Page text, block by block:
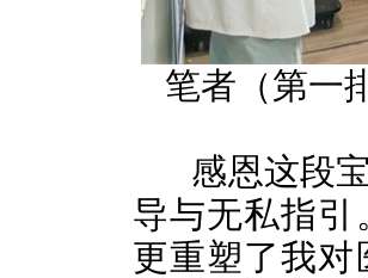
笔者（第一
感恩这段
导与无私指
更重塑了我